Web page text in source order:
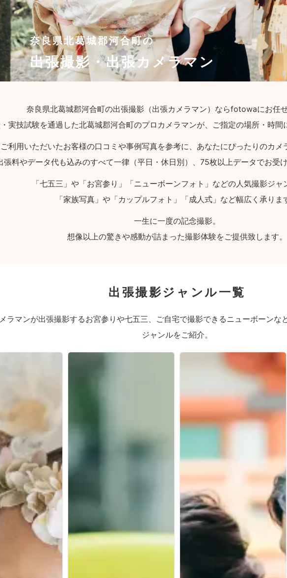
奈良県北葛城郡河合町の
出張撮影・出張カメラマン
奈良県北葛城郡河合町の出張撮影（出張カメラマン）ならfotowaにお任
実技試験を通過した北葛城郡河合町のプロカメラマンが、ご指定の場所・時間
利用いただいたお客様の口コミや事例写真を参考に、あなたにぴったりのカメ
張料やデータ代も込みのすべて一律（平日・休日別）、75枚以上データでお受
「七五三」や「お宮参り」「ニューボーンフォト」などの人気撮影ジャ
「家族写真」や「カップルフォト」「成人式」など幅広く承りま
一生に一度の記念撮影。
想像以上の驚きや感動が詰まった撮影体験をご提供致します。
出張撮影ジャンル一覧
ラマンが出張撮影するお宮参りや七五三、ご自宅で撮影できるニューボーン
ジャンルをご紹介。